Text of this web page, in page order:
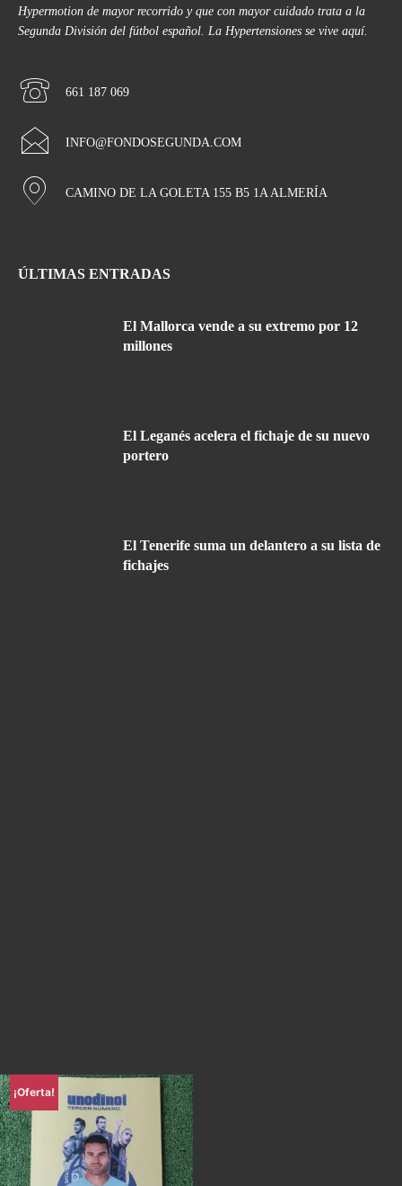
Hypermotion de mayor recorrido y que con mayor cuidado trata a la
Segunda División del fútbol español. La Hypertensiones se vive aquí.
661 187 069
INFO@FONDOSEGUNDA.COM
CAMINO DE LA GOLETA 155 B5 1A ALMERÍA
ÚLTIMAS ENTRADAS
El Mallorca vende a su extremo por 12
millones
El Leganés acelera el fichaje de su nuevo
portero
El Tenerife suma un delantero a su lista de
fichajes
¡Oferta!